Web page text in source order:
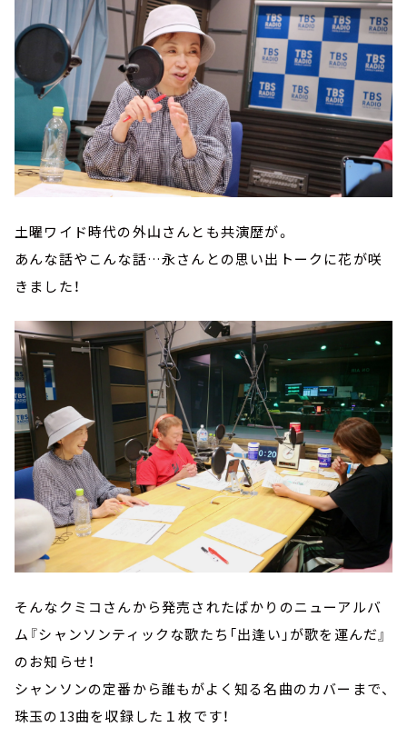
土曜ワイド時代の外山さんとも共演歴が。
あんな話やこんな話…永さんとの思い出トークに花が咲
きました！
そんなクミコさんから発売されたばかりのニューアルバ
ム『シャンソンティックな歌たち「出逢い」が歌を運んだ』
のお知らせ！
シャンソンの定番から誰もがよく知る名曲のカバーまで、
珠玉の13曲を収録した１枚です！